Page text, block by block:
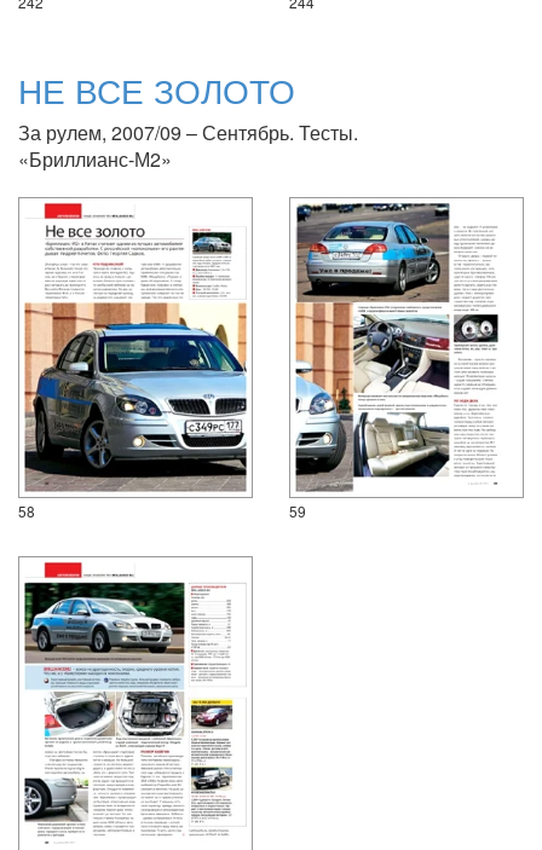
НЕ ВСЕ ЗОЛОТО
За рулем, 2007/09 – Сентябрь. Тесты.
«Бриллианс-М2»
58 59